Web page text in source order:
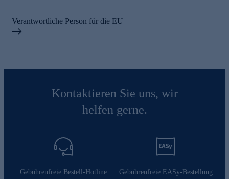
Verantwortliche Person für die EU
Kontaktieren Sie uns, wir
helfen gerne.
Gebührenfreie Bestell-Hotline Gebührenfreie EASy-Bestellung